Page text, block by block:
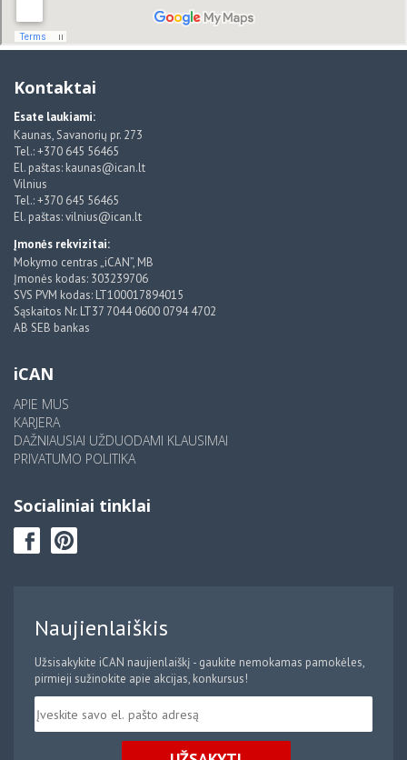
Kontaktai
Esate laukiami:
Kaunas, Savanorių pr. 273
Tel.: +370 645 56465
El. paštas: kaunas@ican.lt
Vilnius
Tel.: +370 645 56465
El. paštas: vilnius@ican.lt
Įmonės rekvizitai:
Mokymo centras „iCAN”, MB
Įmonės kodas: 303239706
SVS PVM kodas: LT100017894015
Sąskaitos Nr. LT37 7044 0600 0794 4702
AB SEB bankas
iCAN
APIE MUS
KARJERA
DAŽNIAUSIAI UŽDUODAMI KLAUSIMAI
PRIVATUMO POLITIKA
Socialiniai tinklai
Naujienlaiškis
Užsisakykite iCAN naujienlaiškį - gaukite nemokamas pamokėles,
pirmieji sužinokite apie akcijas, konkursus!